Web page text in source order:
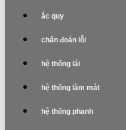
ắc quy
chẩn đoán lỗi
hệ thống lái
hệ thống làm mát
hệ thống phanh